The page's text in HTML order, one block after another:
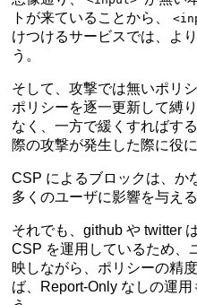
トが来ていることから、
けつけるサービスでは、よ
う。
そして、攻撃では無いポリ
ポリシーを逐一更新して縛
なく、一方で緩くすればす
際の攻撃が発生した際に役
CSP によるブロックは、か
多くのユーザに影響を与え
それでも、github やtwitter
CSP を運用しているため、
映しながら、ポリシーの精
ば、Report-Only なしの運